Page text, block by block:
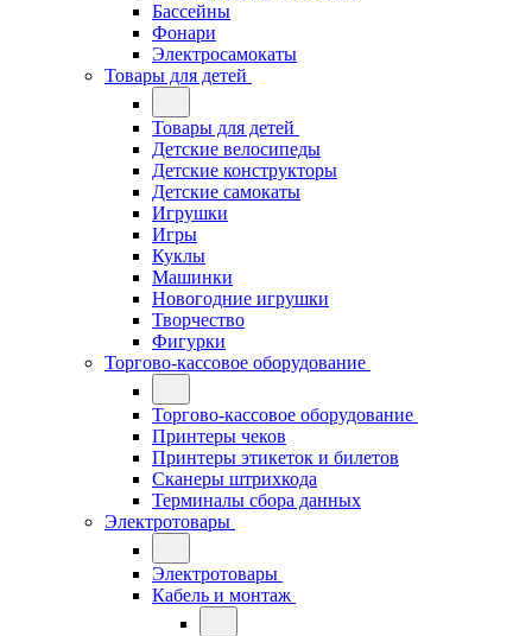
Бассейны
Фонари
Электросамокаты
Товары для детей
Товары для детей
Детские велосипеды
Детские конструкторы
Детские самокаты
Игрушки
Игры
Куклы
Машинки
Новогодние игрушки
Творчество
Фигурки
Торгово-кассовое оборудование
Торгово-кассовое оборудование
Принтеры чеков
Принтеры этикеток и билетов
Сканеры штрихкода
Терминалы сбора данных
Электротовары
Электротовары
Кабель и монтаж